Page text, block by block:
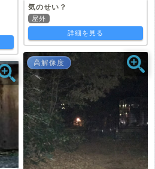
気のせい？
屋外
詳細を見る
高解像度